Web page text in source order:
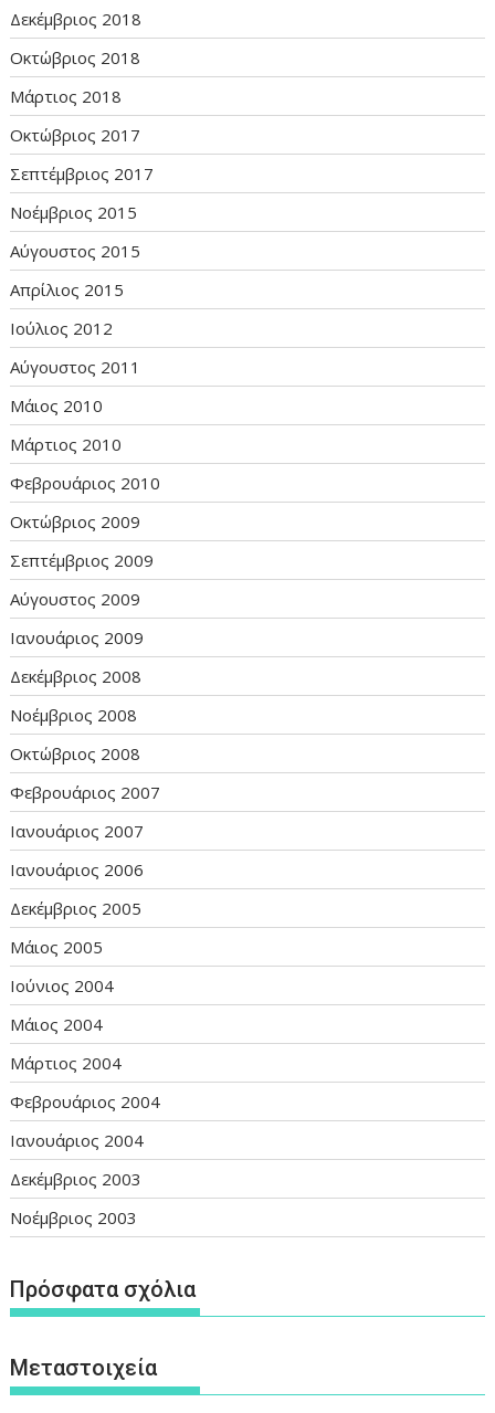
Δεκέμβριος 2018
Οκτώβριος 2018
Μάρτιος 2018
Οκτώβριος 2017
Σεπτέμβριος 2017
Νοέμβριος 2015
Αύγουστος 2015
Απρίλιος 2015
Ιούλιος 2012
Αύγουστος 2011
Μάιος 2010
Μάρτιος 2010
Φεβρουάριος 2010
Οκτώβριος 2009
Σεπτέμβριος 2009
Αύγουστος 2009
Ιανουάριος 2009
Δεκέμβριος 2008
Νοέμβριος 2008
Οκτώβριος 2008
Φεβρουάριος 2007
Ιανουάριος 2007
Ιανουάριος 2006
Δεκέμβριος 2005
Μάιος 2005
Ιούνιος 2004
Μάιος 2004
Μάρτιος 2004
Φεβρουάριος 2004
Ιανουάριος 2004
Δεκέμβριος 2003
Νοέμβριος 2003
Πρόσφατα σχόλια
Μεταστοιχεία